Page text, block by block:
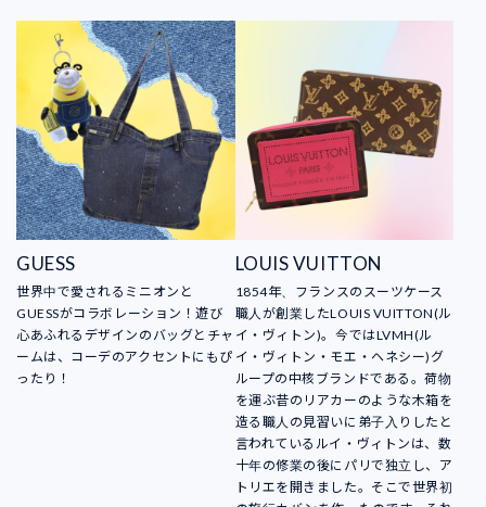
GUESS
世界中で愛されるミニオンと
GUESSがコラボレーション！遊び
心あふれるデザインのバッグとチャ
ームは、コーデのアクセントにもぴ
ったり！
LOUIS VUITTON
1854年、フランスのスーツケース
職人が創業したLOUIS VUITTON(ル
イ・ヴィトン)。今ではLVMH(ル
イ・ヴィトン・モエ・ヘネシー)グ
ループの中核ブランドである。荷物
を運ぶ昔のリアカーのような木箱を
造る職人の見習いに弟子入りしたと
言われているルイ・ヴィトンは、数
十年の修業の後にパリで独立し、ア
トリエを開きました。そこで世界初